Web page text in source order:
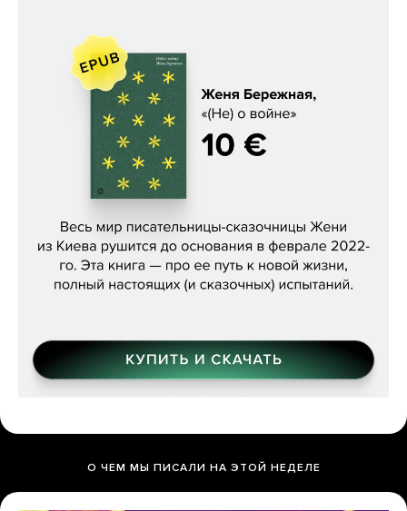
Женя Бережная, «(Не) о войне»
О ЧЕМ МЫ ПИСАЛИ НА ЭТОЙ НЕДЕЛЕ